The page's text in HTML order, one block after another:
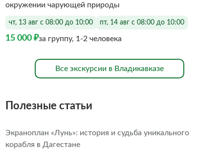
окружении чарующей природы
чт, 13 авг с 08:00 до 10:00 пт, 14 авг с 08:00 до 10:00
15 000 ₽за группу, 1-2 человека
Все экскурсии в Владикавказе
Полезные статьи
Экраноплан «Лунь»: история и судьба уникального
корабля в Дагестане